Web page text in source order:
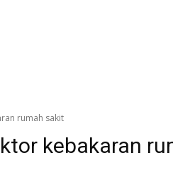
rumah sakit
kebakaran